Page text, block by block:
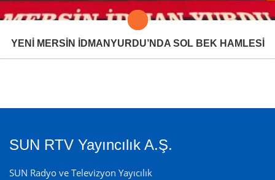
YENİ MERSİN İDMANYURDU’NDA SOL BEK HAMLESİ
SUN RTV Yayıncılık A.Ş.
SUN Radyo ve Televizyon Yayıcılık